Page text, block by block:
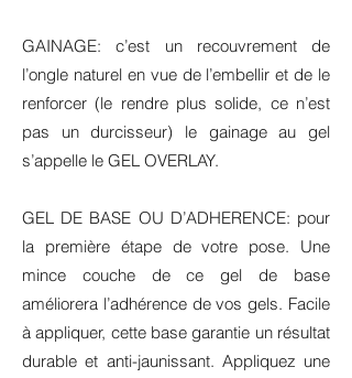
GAINAGE: c’est un recouvrement de
l’ongle naturel en vue de l’embellir et de le
renforcer (le rendre plus solide, ce n’est
pas un durcisseur) le gainage au gel
s’appelle le GEL OVERLAY.
GEL DE BASE OU D’ADHERENCE: pour
la première étape de votre pose. Une
mince couche de ce gel de base
améliorera l’adhérence de vos gels. Facile
à appliquer, cette base garantie un résultat
durable et anti-jaunissant. Appliquez une